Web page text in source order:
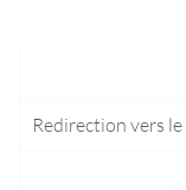
Redirection vers le